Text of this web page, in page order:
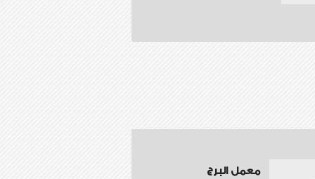
معمل البرج